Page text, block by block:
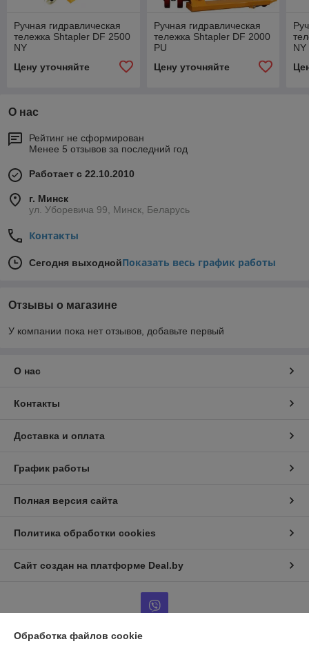
Ручная гидравлическая
тележка Shtapler DF 2500
NY
Цену уточняйте
Ручная гидравлическая
тележка Shtapler DF 2000
PU
Цену уточняйте
NY
О нас
Рейтинг не сформирован
Менее 5 отзывов за последний год
Работает с 22.10.2010
г. Минск
ул. Уборевича 99, Минск, Беларусь
Контакты
Сегодня выходнойПоказать весь график работы
Отзывы о магазине
У компании пока нет отзывов, добавьте первый
О нас
Контакты
Доставка и оплата
График работы
Полная версия сайта
Политика обработки cookies
Сайт создан на платформе Deal.by
Обработка файлов cookie